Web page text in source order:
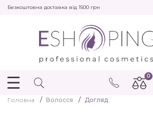
Безкоштовна доставка від 1500 грн
0
Головна Волосся Догляд